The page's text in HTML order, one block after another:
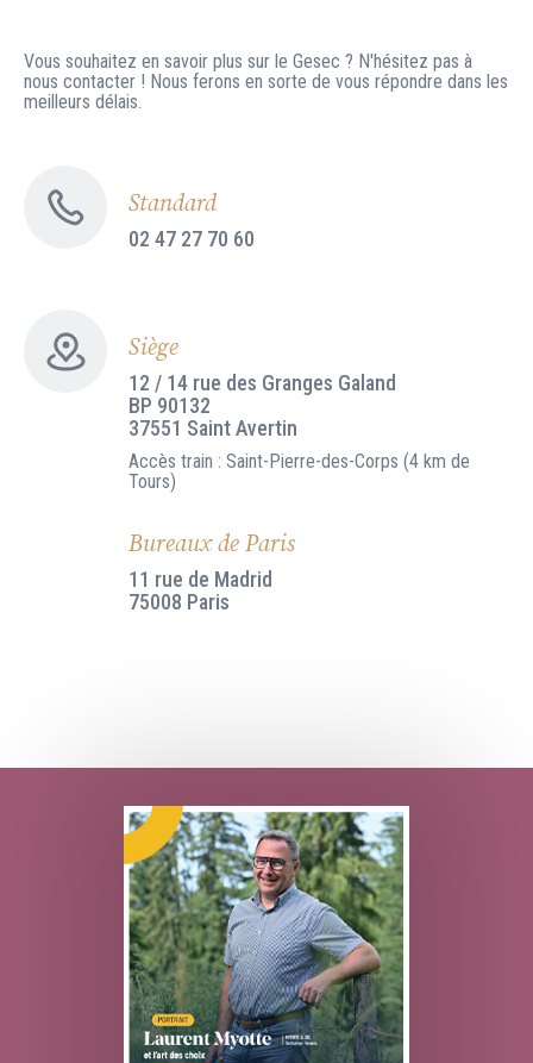
Vous souhaitez en savoir plus sur le Gesec ? N'hésitez pas à
nous contacter ! Nous ferons en sorte de vous répondre dans les
meilleurs délais.
Standard
02 47 27 70 60
Siège
12 / 14 rue des Granges Galand
BP 90132
37551 Saint Avertin
Accès train : Saint-Pierre-des-Corps (4 km de
Tours)
Bureaux de Paris
11 rue de Madrid
75008 Paris